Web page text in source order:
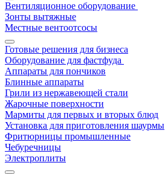
Вентиляционное оборудование
Зонты вытяжные
Местные вентоотсосы
Готовые решения для бизнеса
Оборудование для фастфуда
Аппараты для пончиков
Блинные аппараты
Грили из нержавеющей стали
Жарочные поверхности
Мармиты для первых и вторых блюд
Установка для приготовления шаурмы
Фритюрницы промышленные
Чебуречницы
Электроплиты